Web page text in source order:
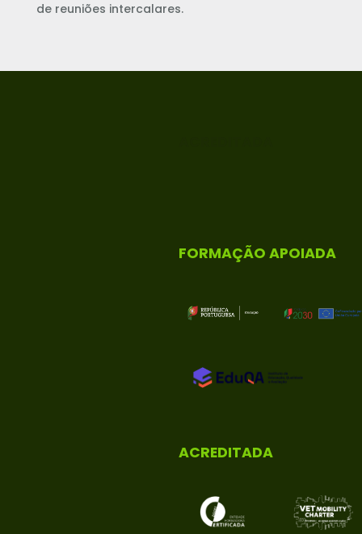
de reuniões intercalares.
FORMAÇÃO APOIADA
ACREDITADA